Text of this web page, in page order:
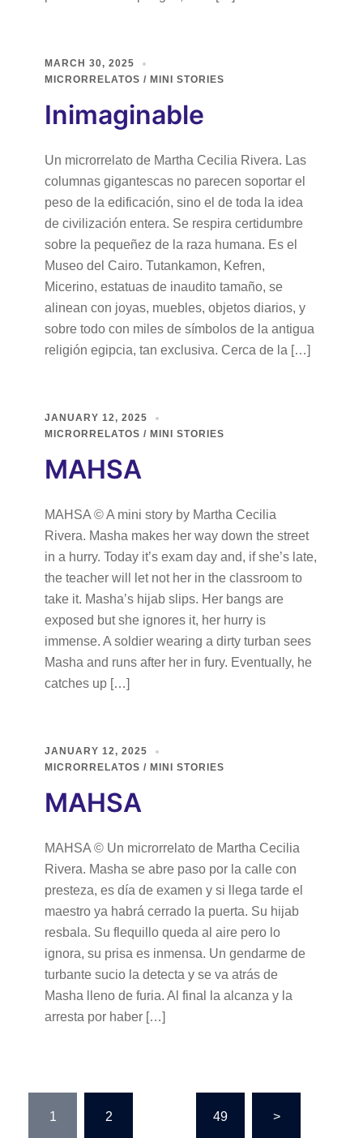
MARCH 30, 2025
MICRORRELATOS / MINI STORIES
Inimaginable
Un microrrelato de Martha Cecilia Rivera. Las
columnas gigantescas no parecen soportar el
peso de la edificación, sino el de toda la idea
de civilización entera. Se respira certidumbre
sobre la pequeñez de la raza humana. Es el
Museo del Cairo. Tutankamon, Kefren,
Micerino, estatuas de inaudito tamaño, se
alinean con joyas, muebles, objetos diarios, y
sobre todo con miles de símbolos de la antigua
religión egipcia, tan exclusiva. Cerca de la […]
JANUARY 12, 2025
MICRORRELATOS / MINI STORIES
MAHSA
MAHSA © A mini story by Martha Cecilia
Rivera. Masha makes her way down the street
in a hurry. Today it’s exam day and, if she’s late,
the teacher will let not her in the classroom to
take it. Masha’s hijab slips. Her bangs are
exposed but she ignores it, her hurry is
immense. A soldier wearing a dirty turban sees
Masha and runs after her in fury. Eventually, he
catches up […]
JANUARY 12, 2025
MICRORRELATOS / MINI STORIES
MAHSA
MAHSA © Un microrrelato de Martha Cecilia
Rivera. Masha se abre paso por la calle con
presteza, es día de examen y si llega tarde el
maestro ya habrá cerrado la puerta. Su hijab
resbala. Su flequillo queda al aire pero lo
ignora, su prisa es inmensa. Un gendarme de
turbante sucio la detecta y se va atrás de
Masha lleno de furia. Al final la alcanza y la
arresta por haber […]
pagination
1 2 49 >